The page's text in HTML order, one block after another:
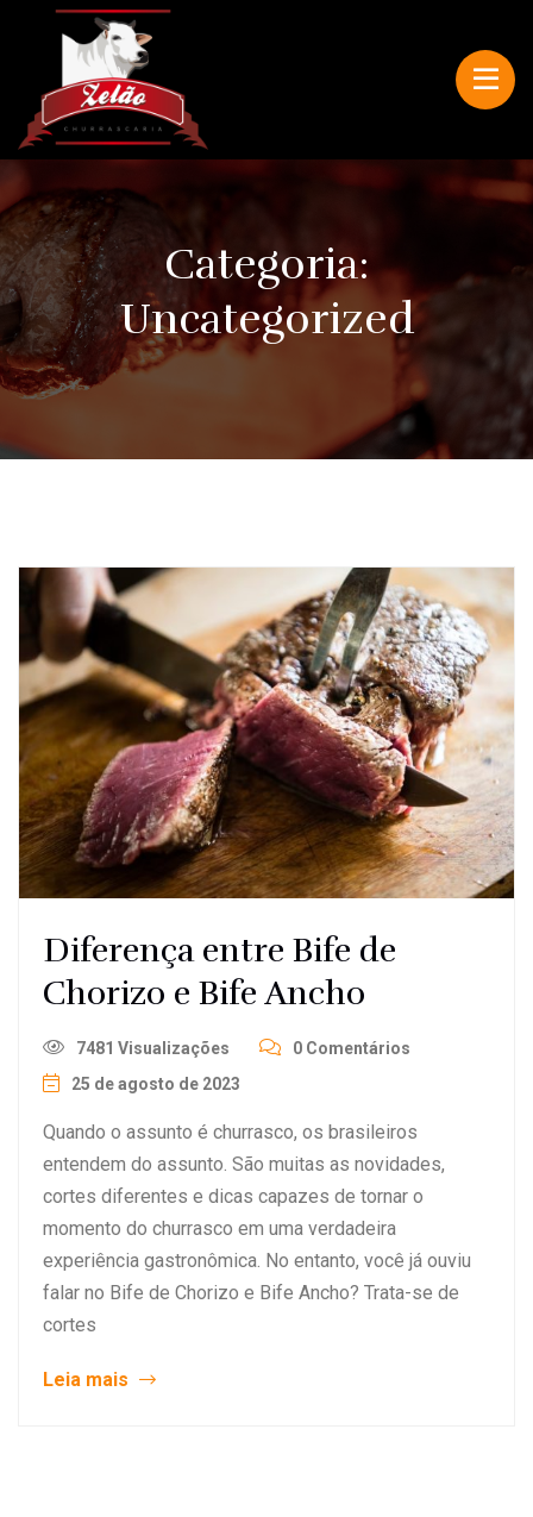
Categoria:
Uncategorized
Diferença entre Bife de
Chorizo e Bife Ancho
7481 Visualizações
0 Comentários
25 de agosto de 2023
Quando o assunto é churrasco, os brasileiros
entendem do assunto. São muitas as novidades,
cortes diferentes e dicas capazes de tornar o
momento do churrasco em uma verdadeira
experiência gastronômica. No entanto, você já ouviu
falar no Bife de Chorizo e Bife Ancho? Trata-se de
cortes
Leia mais